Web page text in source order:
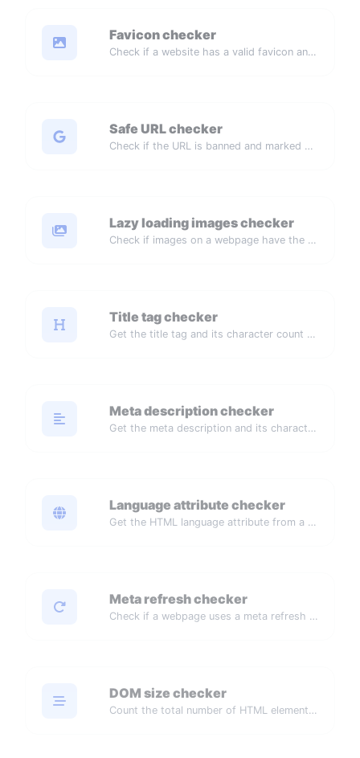
Favicon checker
Check if a website has a valid favicon and if it is correctly linked in the HTML.
Safe URL checker
Check if the URL is banned and marked as safe/unsafe by Google.
Lazy loading images checker
Check if images on a webpage have the lazy loading attribute enabled for performance optimization.
Title tag checker
Get the title tag and its character count from a webpage.
Meta description checker
Get the meta description and its character count from a webpage.
Language attribute checker
Get the HTML language attribute from a webpage.
Meta refresh checker
Check if a webpage uses a meta refresh redirect or reload.
DOM size checker
Count the total number of HTML elements in a webpage.